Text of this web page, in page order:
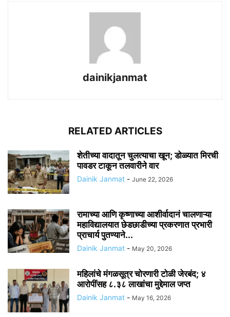
dainikjanmat
RELATED ARTICLES
शेतीच्या वादातून चुलत्याचा खून; डोळ्यात मिरची
पावडर टाकून तलवारीने वार
Dainik Janmat - June 22, 2026
रामाच्या आणि कृष्णाच्या आशीर्वादानं चालणाऱ्या
महाविद्यालयात छेडछाडीच्या प्रकरणात प्रभारी
प्राचार्य पुतण्याने...
Dainik Janmat - May 20, 2026
महिलांचे मंगळसूत्र चोरणारी टोळी जेरबंद; ४
आरोपींसह ८.३८ लाखांचा मुद्देमाल जप्त
Dainik Janmat - May 16, 2026